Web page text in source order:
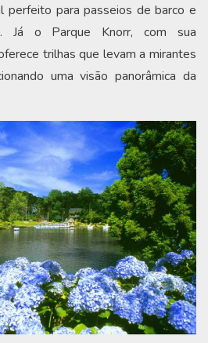
perfeito para passeios de barco e
Já o Parque Knorr, com sua
trilhas que levam a mirantes
uma visão panorâmica da